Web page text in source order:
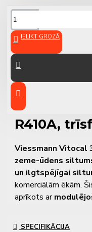
IELIKT GROZĀ
Viessmann
Zeme-
bez
R410A,
Viessmann Vitocal
zeme-ūdens
un ilgtspējīgai
komerciālām ēkām.
aprīkots ar
patēriņu un
SPECIFIKĀCIJA